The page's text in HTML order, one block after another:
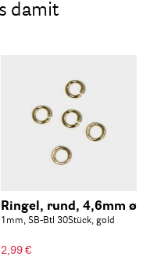
damit
Ringel, rund, 4,6mm ø
1mm, SB-Btl 30Stück, gold
2,99 €